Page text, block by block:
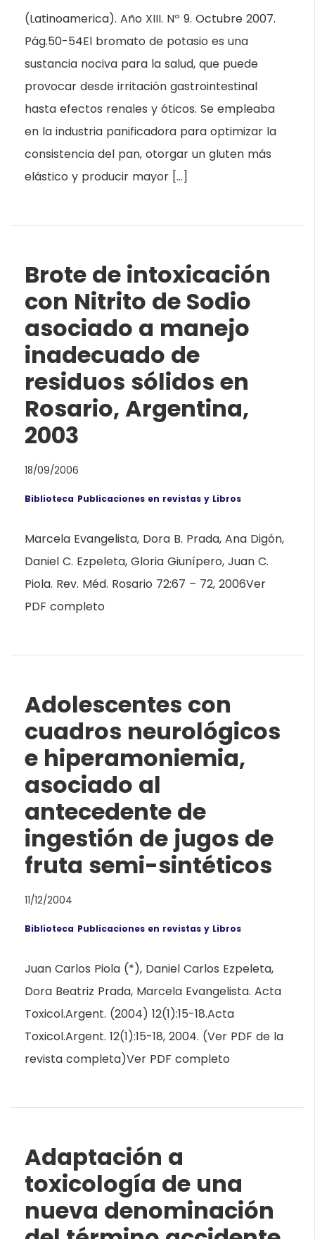
(Latinoamerica). Año XIII. Nº 9. Octubre 2007.
Pág.50-54El bromato de potasio es una
sustancia nociva para la salud, que puede
provocar desde irritación gastrointestinal
hasta efectos renales y óticos. Se empleaba
en la industria panificadora para optimizar la
consistencia del pan, otorgar un gluten más
elástico y producir mayor […]
Brote de intoxicación
con Nitrito de Sodio
asociado a manejo
inadecuado de
residuos sólidos en
Rosario, Argentina,
2003
18/09/2006
Biblioteca Publicaciones en revistas y Libros
Marcela Evangelista, Dora B. Prada, Ana Digón,
Daniel C. Ezpeleta, Gloria Giunípero, Juan C.
Piola. Rev. Méd. Rosario 72:67 – 72, 2006Ver
PDF completo
Adolescentes con
cuadros neurológicos
e hiperamoniemia,
asociado al
antecedente de
ingestión de jugos de
fruta semi-sintéticos
11/12/2004
Biblioteca Publicaciones en revistas y Libros
Juan Carlos Piola (*), Daniel Carlos Ezpeleta,
Dora Beatriz Prada, Marcela Evangelista. Acta
Toxicol.Argent. (2004) 12(1):15-18.Acta
Toxicol.Argent. 12(1):15-18, 2004. (Ver PDF de la
revista completa)Ver PDF completo
Adaptación a
toxicología de una
nueva denominación